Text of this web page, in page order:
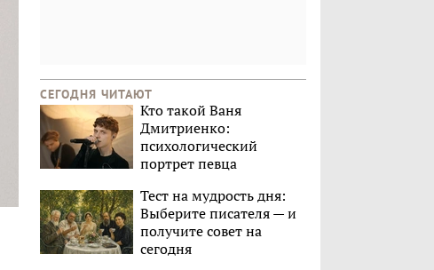
СЕГОДНЯ ЧИТАЮТ
Кто такой Ваня
Дмитриенко:
психологический
портрет певца
Тест на мудрость дня:
Выберите писателя — и
получите совет на
сегодня